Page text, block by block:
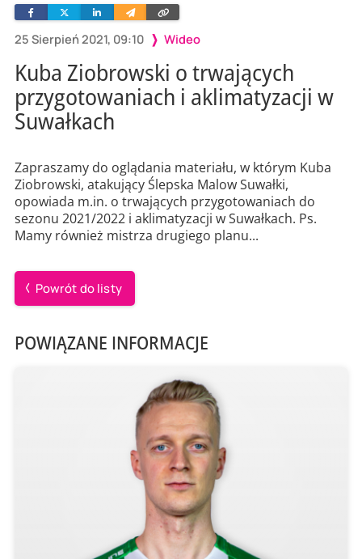
25 Sierpień 2021, 09:10 Wideo
FacebookTwitterLinkedinWyślij
e-
Skopiuj
link
Kuba Ziobrowski o trwających
przygotowaniach i aklimatyzacji w
Suwałkach
Zapraszamy do oglądania materiału, w którym Kuba
Ziobrowski, atakujący Ślepska Malow Suwałki,
opowiada m.in. o trwających przygotowaniach do
sezonu 2021/2022 i aklimatyzacji w Suwałkach. Ps.
Mamy również mistrza drugiego planu...
Powrót do listy
POWIĄZANE INFORMACJE